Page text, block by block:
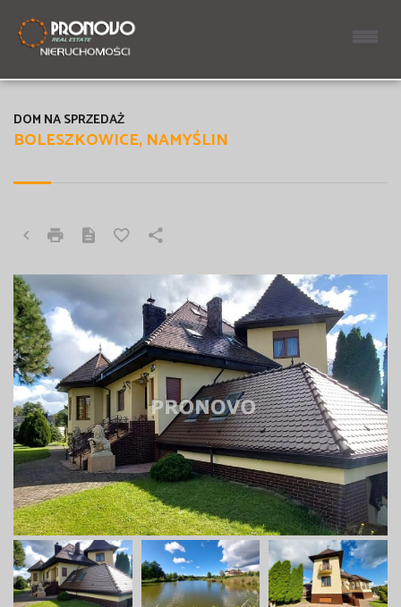
BOLESZKOWICE, NAMYŚLIN
DOM NA SPRZEDAŻ